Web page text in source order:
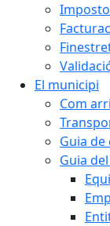
El municipi
Com
Guia
Guia